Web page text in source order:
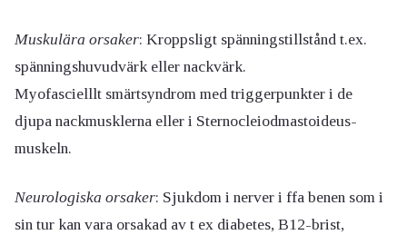
Muskulära orsaker: Kroppsligt spänningstillstånd t.ex.
spänningshuvudvärk eller nackvärk.
Myofascielllt smärtsyndrom med triggerpunkter i de
djupa nackmusklerna eller i Sternocleiodmastoideus-
muskeln.
Neurologiska orsaker: Sjukdom i nerver i ffa benen som i
sin tur kan vara orsakad av t ex diabetes, B12-brist,